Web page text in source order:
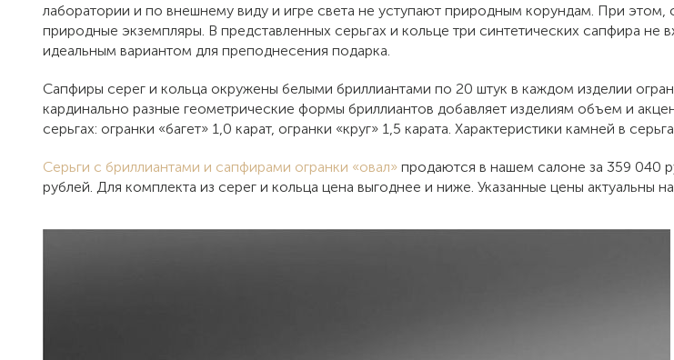
лаборатории и по внешнему виду и игре света не уступают природным корундам. При
природные экземпляры. В представленных серьгах и кольце три синтетических сапфира не
идеальным вариантом для преподнесения подарка.
Сапфиры серег и кольца окружены белыми бриллиантами по 20 штук в каждом изделии
кардинально разные геометрические формы бриллиантов добавляет изделиям объем и
серьгах: огранки «багет» 1,0 карат, огранки «круг» 1,5 карата. Характеристики камней в
Серьги с бриллиантами и сапфирами огранки «овал» продаются в нашем салоне за 359 040
рублей. Для комплекта из серег и кольца цена выгоднее и ниже. Указанные цены актуальны